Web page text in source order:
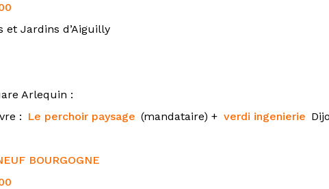
et Jardins d’Aiguilly
Arlequin :
: Le perchoir paysage (mandataire) + verdi ingenierie
BOURGOGNE